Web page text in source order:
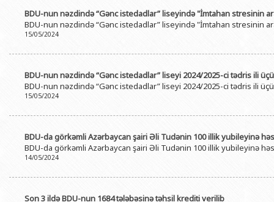
Sosial elmlər və
BDU-nun nəzdində “Gənc istedadlar” liseyində "İmtahan stresinin
BDU-nun nəzdində “Gənc istedadlar” liseyində "İmtahan stresinin
15/05/2024
BDU-nun nəzdində “Gənc istedadlar” liseyi 2024/2025-ci tədris ili
BDU-nun nəzdində “Gənc istedadlar” liseyi 2024/2025-ci tədris ili
15/05/2024
BDU-da görkəmli Azərbaycan şairi Əli Tudənin 100 illik yubileyinə
BDU-da görkəmli Azərbaycan şairi Əli Tudənin 100 illik yubileyinə
14/05/2024
Son 3 ildə BDU-nun 1684 tələbəsinə təhsil krediti verilib